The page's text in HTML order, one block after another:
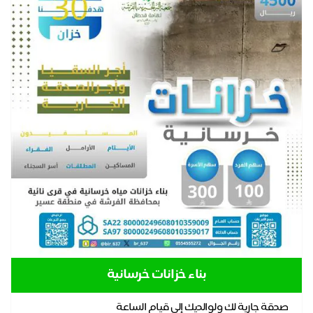
بناء خزانات خرسانية
صدقة جارية لك ولوالديك إلى قيام الساعة